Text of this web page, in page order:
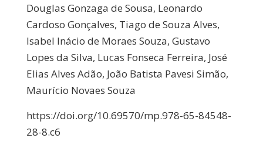
Douglas Gonzaga de Sousa, Leonardo
Cardoso Gonçalves, Tiago de Souza Alves,
Isabel Inácio de Moraes Souza, Gustavo
Lopes da Silva, Lucas Fonseca Ferreira, José
Elias Alves Adão, João Batista Pavesi Simão,
Maurício Novaes Souza
https://doi.org/10.69570/mp.978-65-84548-
28-8.c6